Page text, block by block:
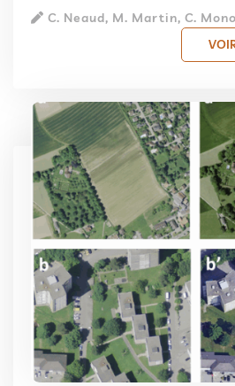
C. Neaud, M. Martin, C.